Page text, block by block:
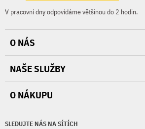
V pracovní dny odpovídáme většinou do 2 hodin.
SLEDUJTE NÁS NA SÍTÍCH
O NÁS
NAŠE SLUŽBY
O NÁKUPU